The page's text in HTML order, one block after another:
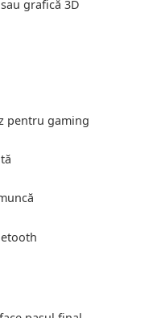
grafică 3D
pentru gaming